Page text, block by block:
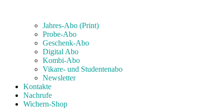
Jahres-Abo (Print)
Probe-Abo
Geschenk-Abo
Digital Abo
Kombi-Abo
Vikare- und Studentenabo
Newsletter
Kontakte
Nachrufe
Wichern-Shop